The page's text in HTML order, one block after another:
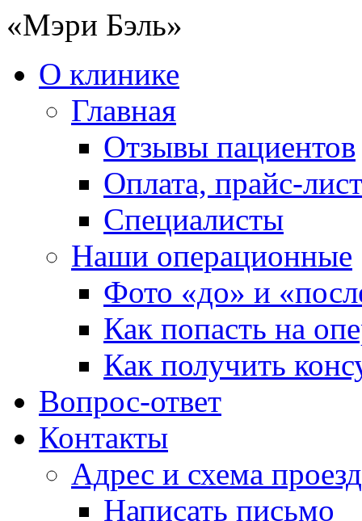
«Мэри Бэль»
О клинике
Главная
Отзывы пациентов
Оплата, прайс-лист
Специалисты
Наши операционные
Фото «до» и
Как попасть на
Как получить
Вопрос-ответ
Контакты
Адрес и схема
Написать письмо